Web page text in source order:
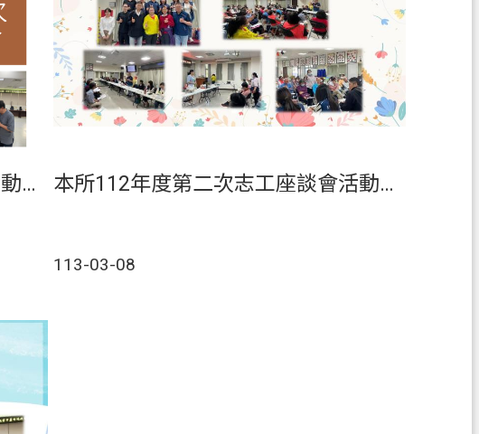
本所113年度第一次志工座談會活動花絮 本所112年度第二次志工座談會活動花絮
113-03-08